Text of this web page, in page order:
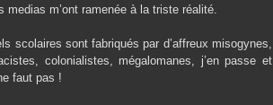
m’ont ramenée à la triste réalité.
scolaires sont fabriqués par d’affreux misogynes,
colonialistes, mégalomanes, j’en passe et
faut pas !